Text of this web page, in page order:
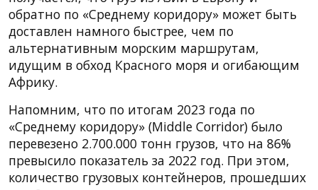
обратно по «Среднему коридору» может быть
доставлен намного быстрее, чем по
альтернативным морским маршрутам,
идущим в обход Красного моря и огибающим
Африку.
Напомним, что по итогам 2023 года по
«Среднему коридору» (Middle Corridor) было
перевезено 2.700.000 ​​тонн грузов, что на 86%
превысило показатель за 2022 год. При этом,
количество грузовых контейнеров, прошедших